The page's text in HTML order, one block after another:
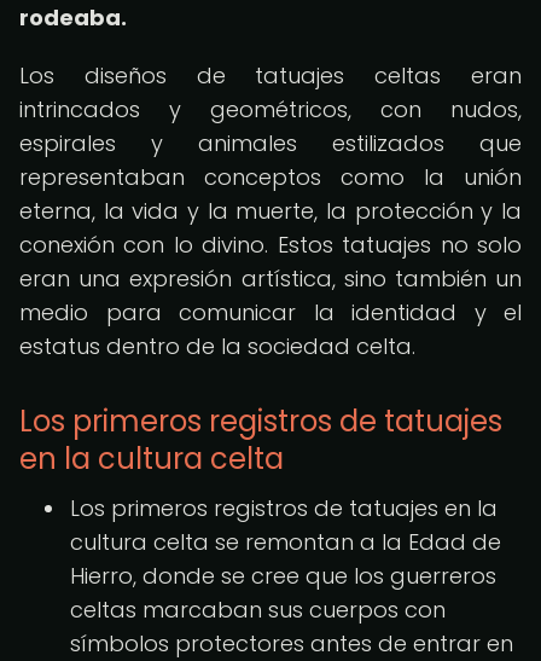
rodeaba.
Los diseños de tatuajes celtas eran
intrincados y geométricos, con nudos,
espirales y animales estilizados que
representaban conceptos como la unión
eterna, la vida y la muerte, la protección y la
conexión con lo divino. Estos tatuajes no solo
eran una expresión artística, sino también un
medio para comunicar la identidad y el
estatus dentro de la sociedad celta.
Los primeros registros de tatuajes
en la cultura celta
Los primeros registros de tatuajes en la
cultura celta se remontan a la Edad de
Hierro, donde se cree que los guerreros
celtas marcaban sus cuerpos con
símbolos protectores antes de entrar en